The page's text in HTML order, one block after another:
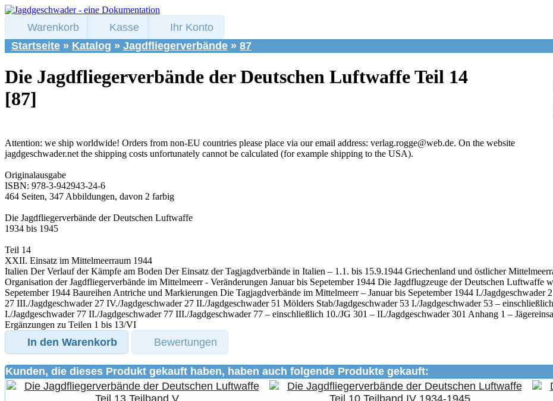
Warenkorb Kasse
Ihr Konto
Startseite » Katalog » Jagdfliegerverbände » 87
Die Jagdfliegerverbände der Deutschen Luftwaffe Teil 14
[87]
Attention: we ship worldwide! Orders from non-EU countries please place via our email address: verlag.rogge@web.de. On the website
jagdgeschwader.net the shipping costs unfortunately cannot be calculated (for example shipping to the USA).
Originalausgabe
ISBN: 978-3-942943-24-6
464 Seiten, 347 Abbildungen, davon 2 farbig
Die Jagdfliegerverbände der Deutschen Luftwaffe
1934 bis 1945
Teil 14
XXII. Einsatz im Mittelmeerraum 1944
Italien Der Verlauf der Kämpfe am Boden Der Einsatz der Tagjagdverbände in Italien – 1.1. bis 15.9.1944 Griechenland und östlicher
Organisation der Jagdfliegerverbände im Mittelmeerr - Veränderungen Januar bis Sepetember 1944 Die Jagdflugzeuge der Deutschen Luftwaffe
Sepetember 1944 Baureihen Antriche und Markierungen Die Tagjagdverbände im Mittelmeerr – Januar bis Sepetember 1944 I./Jagdgeschwader
27 III./Jagdgeschwader 27 IV./Jagdgeschwader 27 II./Jagdgeschwader 51 Mölders Stab/Jagdgeschwader 53 I./Jagdgeschwader 53 –
I./Jagdgeschwader 77 II./Jagdgeschwader 77 III./Jagdgeschwader 77 – einschließlich 10./JG 301 – II./Jagdgeschwader 301 Anhang 1 –
Ergänzungen zu Teilen 1 bis 13/VI
In den Warenkorb Bewertungen
Kunden, die dieses Produkt gekauft haben, haben auch folgende Produkte gekauft: